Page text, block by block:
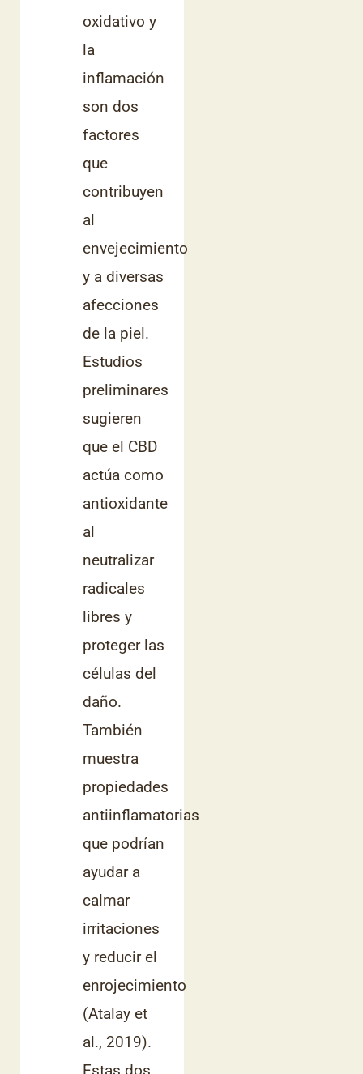
oxidativo y
la
inflamación
son dos
factores
que
contribuyen
al
envejecimiento
y a diversas
afecciones
de la piel.
Estudios
preliminares
sugieren
que el CBD
actúa como
antioxidante
al
neutralizar
radicales
libres y
proteger las
células del
daño.
También
muestra
propiedades
antiinflamatorias
que podrían
ayudar a
calmar
irritaciones
y reducir el
enrojecimiento
(Atalay et
al., 2019).